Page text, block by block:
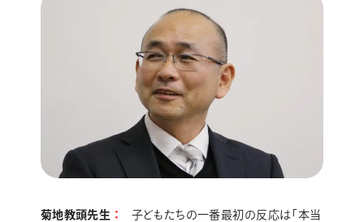
菊地教頭先生
子どもたちの一番最初の反応は「本当